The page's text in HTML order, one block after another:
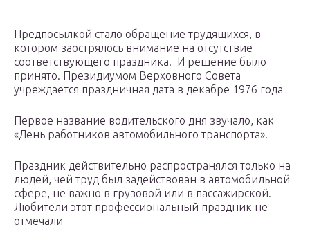
Предпосылкой стало обращение трудящихся, в
котором заострялось внимание на отсутствие
соответствующего праздника. И решение было
принято. Президиумом Верховного Совета
учреждается праздничная дата в декабре 1976 года
Первое название водительского дня звучало, как
«День работников автомобильного транспорта».
Праздник действительно распространялся только на
людей, чей труд был задействован в автомобильной
сфере, не важно в грузовой или в пассажирской.
Любители этот профессиональный праздник не
отмечали